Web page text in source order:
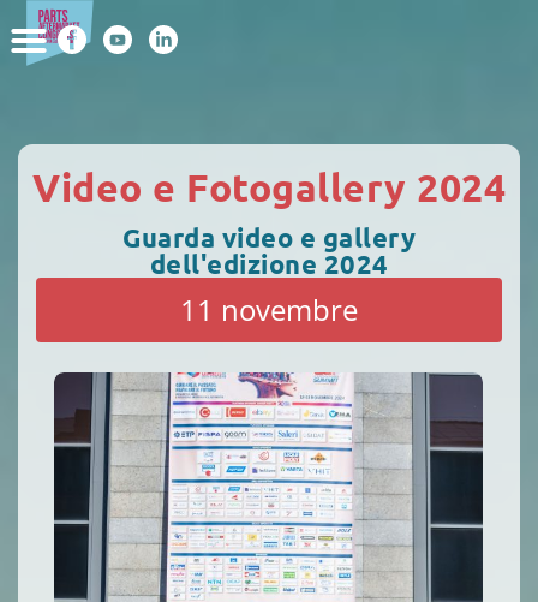
Video e Fotogallery 2024
Guarda video e gallery
dell'edizione 2024
11 novembre